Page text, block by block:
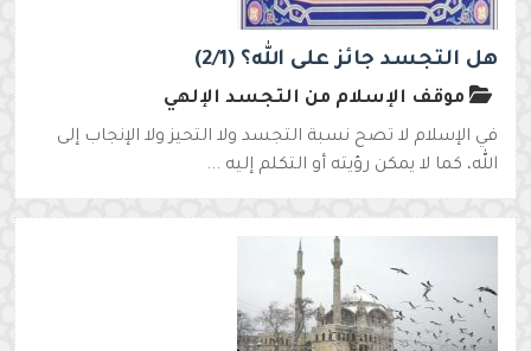
هل التجسد جائز على الله؟ (2/1)
موقف الإسلام من التجسد الإلهي
في الإسلام لا تصح نسبة التجسد ولا التحيز ولا الإنجاب إلى
الله، كما لا يمكن رؤيته أو التكلم إليه ...